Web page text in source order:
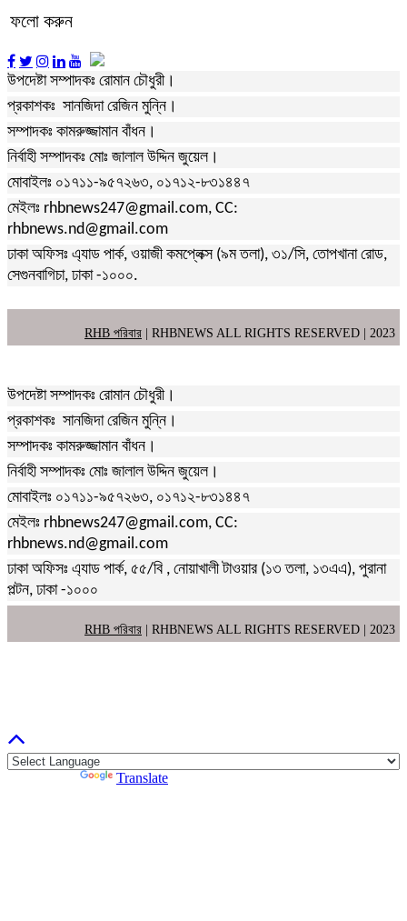
ফলো করুন
উপদেষ্টা সম্পাদকঃ রোমান চৌধুরী।
প্রকাশকঃ সানজিদা রেজিন মুন্নি।
সম্পাদকঃ কামরুজ্জামান বাঁধন।
নির্বাহী সম্পাদকঃ মোঃ জালাল উদ্দিন জুয়েল।
মোবাইলঃ ০১৭১১-৯৫৭২৬৩, ০১৭১২-৮৩১৪৪৭
মেইলঃ rhbnews247@gmail.com, CC:
rhbnews.nd@gmail.com
ঢাকা অফিসঃ এ্যাড পার্ক, ওয়াজী কমপ্লেক্স (৯ম তলা), ৩১/সি, তোপখানা রোড,
সেগুনবাগিচা, ঢাকা -১০০০.
RHB পরিবার | RHBNEWS ALL RIGHTS RESERVED | 2023
উপদেষ্টা সম্পাদকঃ রোমান চৌধুরী।
প্রকাশকঃ সানজিদা রেজিন মুন্নি।
সম্পাদকঃ কামরুজ্জামান বাঁধন।
নির্বাহী সম্পাদকঃ মোঃ জালাল উদ্দিন জুয়েল।
মোবাইলঃ ০১৭১১-৯৫৭২৬৩, ০১৭১২-৮৩১৪৪৭
মেইলঃ rhbnews247@gmail.com, CC:
rhbnews.nd@gmail.com
ঢাকা অফিসঃ এ্যাড পার্ক, ৫৫/বি , নোয়াখালী টাওয়ার (১৩ তলা, ১৩এএ), পুরানা
পল্টন, ঢাকা -১০০০
RHB পরিবার | RHBNEWS ALL RIGHTS RESERVED | 2023
Translate